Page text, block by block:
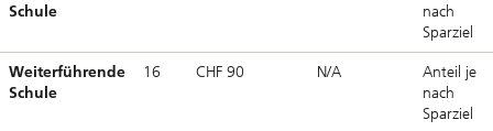
Schule
nach
Sparziel
Weiterführende
Schule
16 CHF 90 N/A
Anteil je
nach
Sparziel